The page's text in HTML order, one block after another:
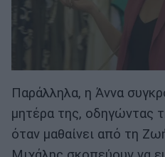
Παράλληλα, η Άννα
μητέρα της, οδηγώντας
όταν μαθαίνει από τη